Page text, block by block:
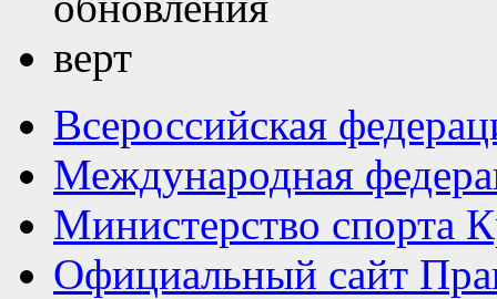
Всероссийская
Международная
Министерство спорта
Официальный сайт